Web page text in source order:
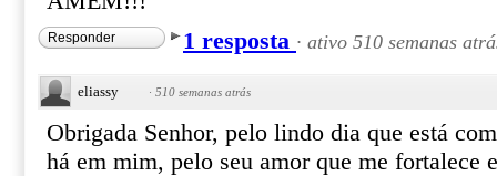
Responder 1 resposta · ativo 510 semanas
eliassy · 510 semanas atrás
Obrigada Senhor, pelo lindo dia que está
há em mim, pelo seu amor que me fortalece